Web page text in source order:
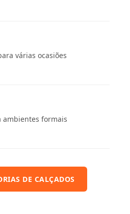
várias ocasiões
ambientes formais
DE CALÇADOS